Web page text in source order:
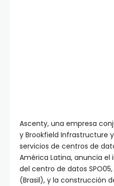
Ascenty, una empresa
y Brookfield Infrastructure
servicios de centros de
América Latina, anuncia el
del centro de datos
(Brasil), y la construcción